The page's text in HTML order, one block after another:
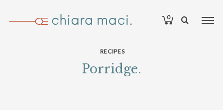
0
RECIPES
Porridge.